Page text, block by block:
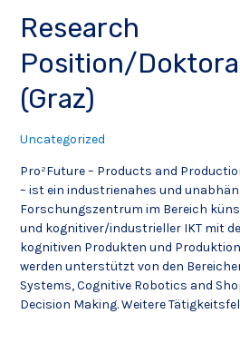
Research
Position/
(Graz)
Uncategorized
Pro²Future – Products and
– ist ein industrienahes und
Forschungszentrum im Bereich
und kognitiver/industrieller IKT mit
kognitiven Produkten und
werden unterstützt von den
Systems, Cognitive Robotics and
Decision Making. Weitere